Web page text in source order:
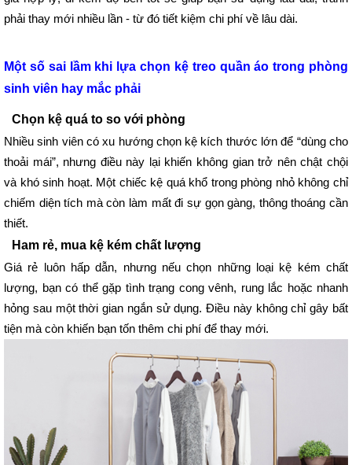
phải thay mới nhiều lần - từ đó tiết kiệm chi phí về lâu dài.
Một số sai lầm khi lựa chọn kệ treo quần áo trong phòng
sinh viên hay mắc phải
Chọn kệ quá to so với phòng
Nhiều sinh viên có xu hướng chọn kệ kích thước lớn để “dùng cho
thoải mái”, nhưng điều này lại khiến không gian trở nên chật chội
và khó sinh hoạt. Một chiếc kệ quá khổ trong phòng nhỏ không chỉ
chiếm diện tích mà còn làm mất đi sự gọn gàng, thông thoáng cần
thiết.
Ham rẻ, mua kệ kém chất lượng
Giá rẻ luôn hấp dẫn, nhưng nếu chọn những loại kệ kém chất
lượng, bạn có thể gặp tình trạng cong vênh, rung lắc hoặc nhanh
hỏng sau một thời gian ngắn sử dụng. Điều này không chỉ gây bất
tiện mà còn khiến bạn tốn thêm chi phí để thay mới.